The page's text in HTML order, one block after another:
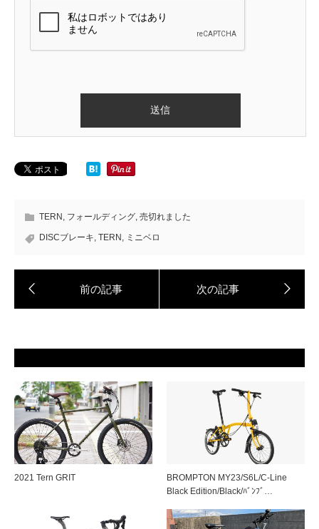
TERN フォールディング 売切れました
DISCブレーキ TERN ミニベロ
2021 Tern GRIT
BROMPTON MY23/S6L/C-Line
Black Edition/Black/ﾊﾞﾝﾌﾞ…